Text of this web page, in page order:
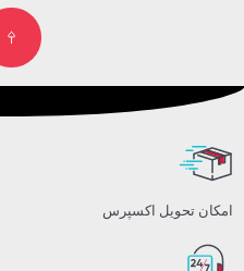
امکان تحویل اکسپرس